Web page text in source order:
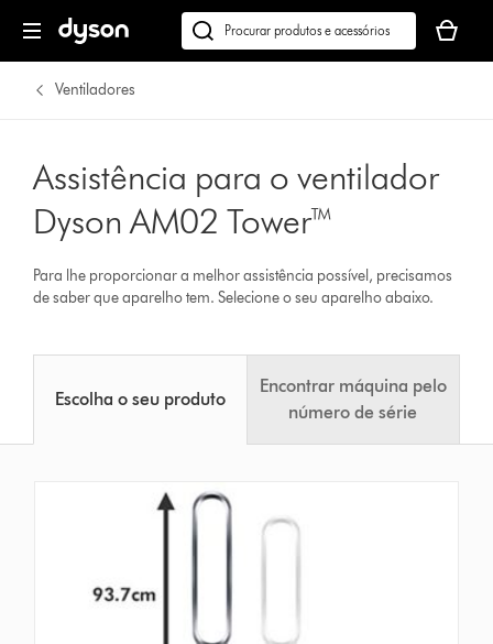
Pesquisar
em
seu
cesto
Ventiladores
Assistência para o ventilador
Dyson AM02 Tower™
Para lhe proporcionar a melhor assistência possível, precisamos
de saber que aparelho tem. Selecione o seu aparelho abaixo.
Escolha o seu produto
Encontrar máquina pelo
número de série